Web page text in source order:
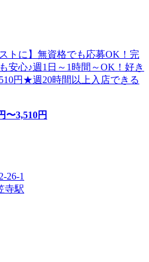
トに】無資格でも応募OK！完
安心♪週1日～1時間～OK！好き
円★週20時間以上入店できる
〜3,510円
26-1
寺駅